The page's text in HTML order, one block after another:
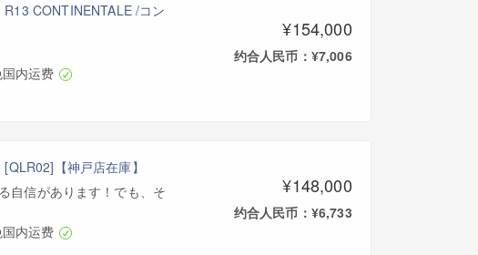
CONTINENTALE /コン
内运费
¥154,000
约合人民币：¥7,006
【神戸店在庫】
自信があります！でも、そ
内运费
¥148,000
约合人民币：¥6,733